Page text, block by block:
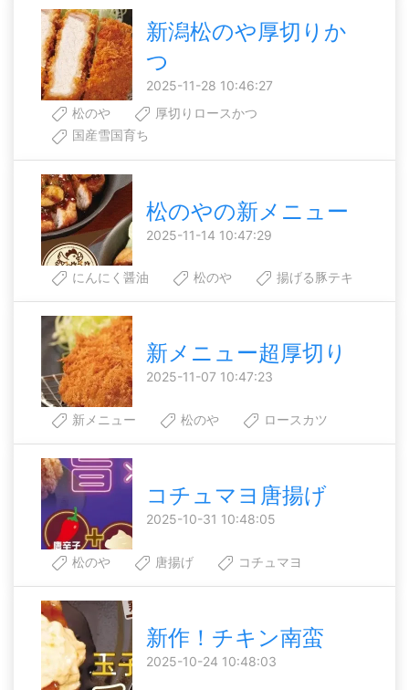
新潟松のや厚切りか
つ
2025-11-28 10:46:27
松のや
厚切りロースかつ
国産雪国育ち
松のやの新メニュー
2025-11-14 10:47:29
にんにく醤油 松のや 揚げる豚テキ
新メニュー超厚切り
2025-11-07 10:47:23
新メニュー 松のや ロースカツ
コチュマヨ唐揚げ
2025-10-31 10:48:05
松のや 唐揚げ コチュマヨ
新作！チキン南蛮
2025-10-24 10:48:03